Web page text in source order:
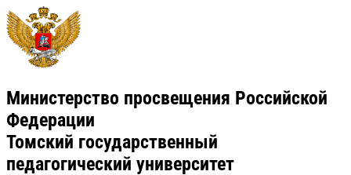
Министерство просвещения Российской
Федерации
Томский государственный
педагогический университет